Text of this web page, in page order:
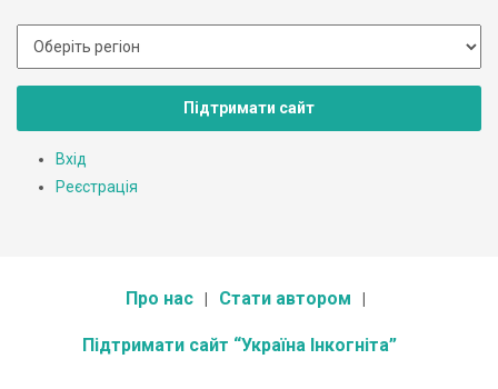
Підтримати сайт
Вхід
Реєстрація
Про нас Стати автором
Підтримати сайт “Україна Інкогніта”